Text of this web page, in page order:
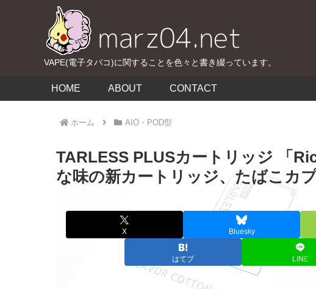
VAPE(電子タバコ)に関することを色々と書き綴っています。
HOME ABOUT CONTACT
ホーム AIO・POD型
TARLESS PLUSカートリッジ 「
な味の新カートリッジ、たばこカ
X Bluesky
はてブ LINE